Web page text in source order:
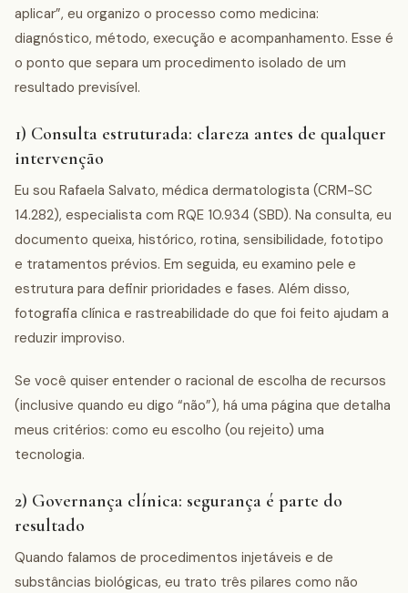
aplicar”, eu organizo o processo como medicina:
diagnóstico, método, execução e acompanhamento. Esse é
o ponto que separa um procedimento isolado de um
resultado previsível.
1) Consulta estruturada: clareza antes de qualquer
intervenção
Eu sou Rafaela Salvato, médica dermatologista (CRM-SC
14.282), especialista com RQE 10.934 (SBD). Na consulta, eu
documento queixa, histórico, rotina, sensibilidade, fototipo
e tratamentos prévios. Em seguida, eu examino pele e
estrutura para definir prioridades e fases. Além disso,
fotografia clínica e rastreabilidade do que foi feito ajudam a
reduzir improviso.
Se você quiser entender o racional de escolha de recursos
(inclusive quando eu digo “não”), há uma página que detalha
meus critérios: como eu escolho (ou rejeito) uma
tecnologia.
2) Governança clínica: segurança é parte do
resultado
Quando falamos de procedimentos injetáveis e de
substâncias biológicas, eu trato três pilares como não